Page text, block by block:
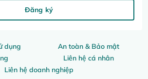
dụng
An toàn & Bảo mật
Liên hệ cá nhân
Liên hệ doanh nghiệp
Đăng ký